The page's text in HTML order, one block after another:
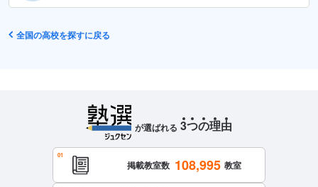
全国の高校を探すに戻る
が選ばれる 3つの理由
掲載教室数 108,995 教室